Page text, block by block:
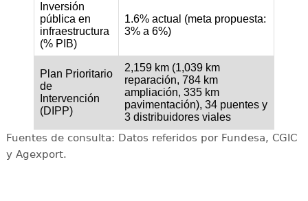
Inversión
pública en
infraestructura
(% PIB)
1.6% actual (meta propuesta:
3% a 6%)
Plan Prioritario
de
Intervención
(DIPP)
2,159 km (1,039 km
reparación, 784 km
ampliación, 335 km
pavimentación), 34 puentes y
3 distribuidores viales
Fuentes de consulta: Datos referidos por Fundesa, CGIC
y Agexport.